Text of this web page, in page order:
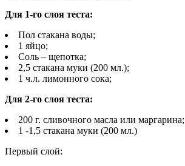
Для 1-го слоя теста:
Пол стакана воды;
1 яйцо;
Соль – щепотка;
2,5 стакана муки (200 мл.);
1 ч.л. лимонного сока;
Для 2-го слоя теста:
200 г. сливочного масла или маргарина;
1 -1,5 стакана муки (200 мл.)
Первый слой: